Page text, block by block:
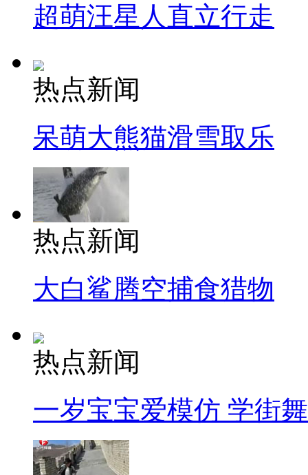
超萌汪星人直立行走
热点新闻
呆萌大熊猫滑雪取乐
热点新闻
大白鲨腾空捕食猎物
热点新闻
一岁宝宝爱模仿 学街